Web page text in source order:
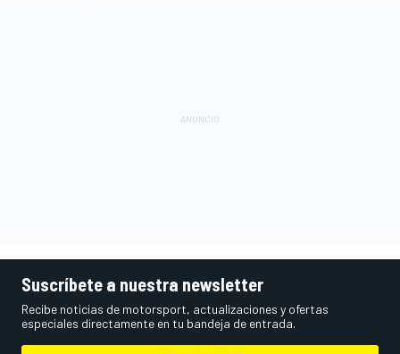
Suscríbete a nuestra newsletter
Recibe noticias de motorsport, actualizaciones y ofertas
especiales directamente en tu bandeja de entrada.